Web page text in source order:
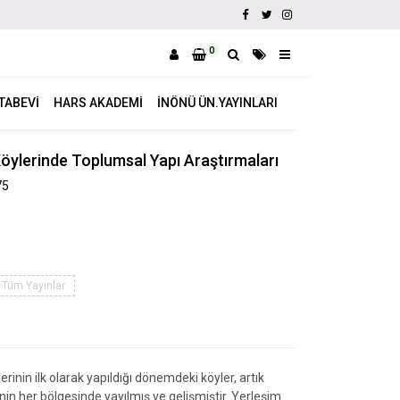
0
HARS AKADEMI İNÖNÜ ÜN.YAYINLARI
Toplumsal Yapı Araştırmaları
Tüm Yayınlar
ilk olarak yapıldığı dönemdeki köyler, artık
her bölgesinde yayılmış ve gelişmiştir. Yerleşim